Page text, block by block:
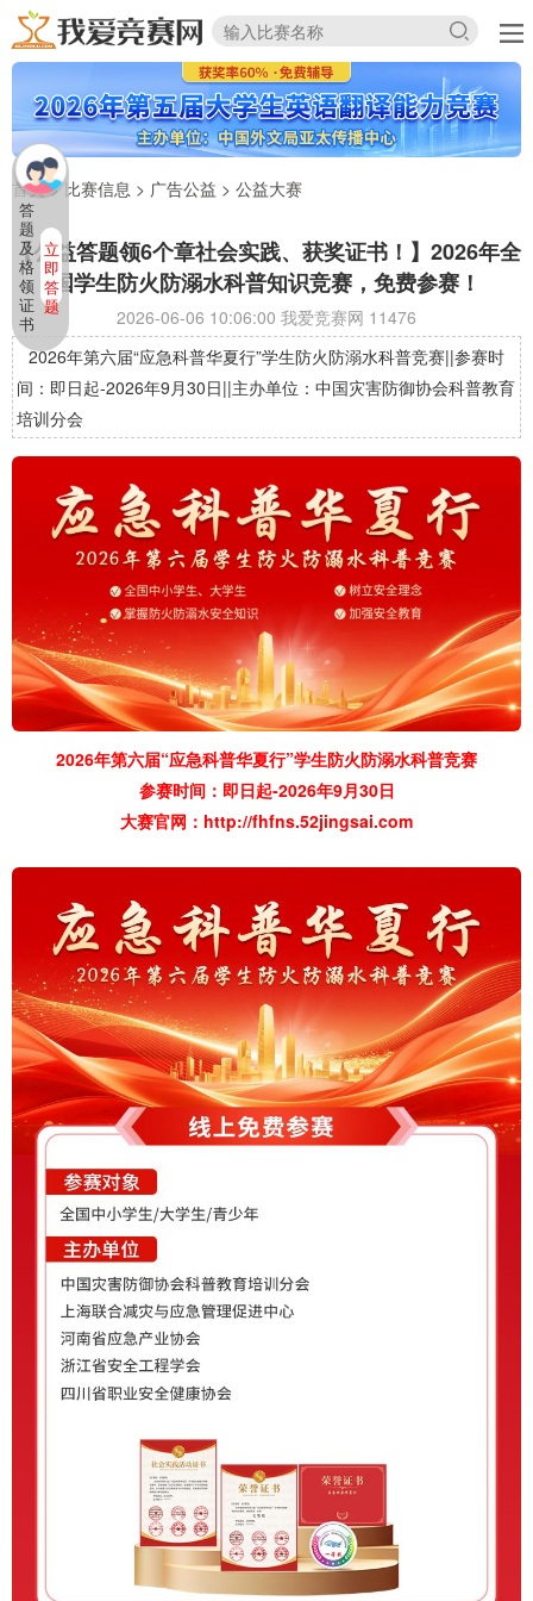
首页>比赛信息 > 广告公益 > 公益大赛
【公益答题领6个章社会实践、获奖证书！】2026年全
国学生防火防溺水科普知识竞赛，免费参赛！
2026-06-06 10:06:00 我爱竞赛网 11476
2026年第六届“应急科普华夏行”学生防火防溺水科普竞赛||参赛时
间：即日起-2026年9月30日||主办单位：中国灾害防御协会科普教育
培训分会
2026年第六届“应急科普华夏行”学生防火防溺水科普竞赛
参赛时间：即日起-2026年9月30日
大赛官网： http://fhfns.52jingsai.com
答
题
及
格
领
证
书
立
即
答
题